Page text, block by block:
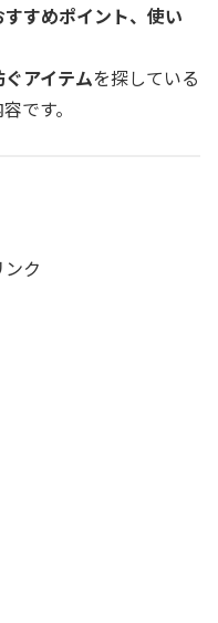
すめポイント、使い
アイテムを探している
です。
ク